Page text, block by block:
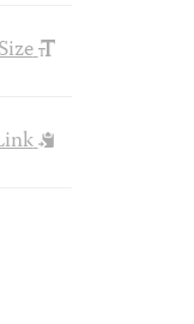
Text Size
Copy Short Link